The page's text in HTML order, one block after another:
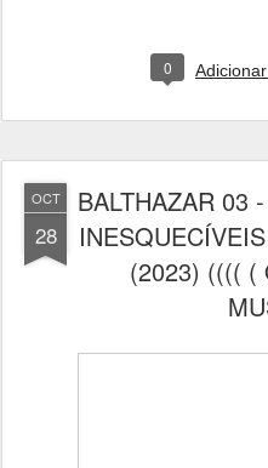
0
OCT
28
BALTHAZAR 03
(2023) (((( (